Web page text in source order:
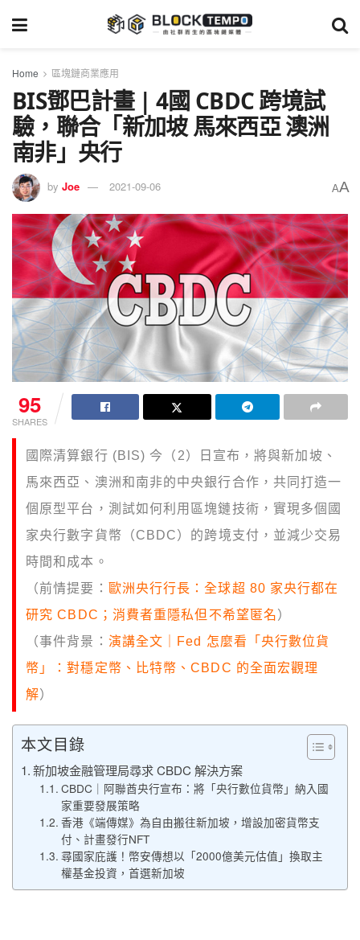
Home 區塊鏈商業應用
BIS鄧巴計畫 | 4國 CBDC 跨境試
驗，聯合「新加坡 馬來西亞 澳洲
南非」央行
by Joe 2021-09-06 AA
95
SHARES
國際清算銀行 (BIS) 今（2）日宣布，將與新加坡、
馬來西亞、澳洲和南非的中央銀行合作，共同打造一
個原型平台，測試如何利用區塊鏈技術，實現多個國
家央行數字貨幣（CBDC）的跨境支付，並減少交易
時間和成本。
（前情提要： 歐洲央行行長：全球超 80 家央行都在
研究 CBDC；消費者重隱私但不希望匿名）
（事件背景： 演講全文｜Fed 怎麼看「央行數位貨
幣」：對穩定幣、比特幣、CBDC 的全面宏觀理
解）
本文目錄
新加坡金融管理局尋求 CBDC 解決方案
CBDC｜阿聯酋央行宣布：將「央行數位貨幣」納入國
家重要發展策略
香港《端傳媒》為自由搬往新加坡，增設加密貨幣支
付、計畫發行NFT
尋國家庇護！幣安傳想以「2000億美元估值」換取主
權基金投資，首選新加坡